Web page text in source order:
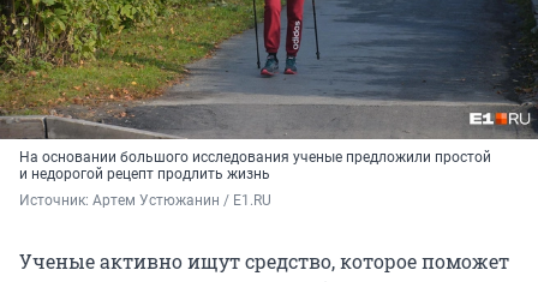
На основании большого исследования ученые предложили простой
и недорогой рецепт продлить жизнь
Источник: Артем Устюжанин / E1.RU
Ученые активно ищут средство, которое поможет